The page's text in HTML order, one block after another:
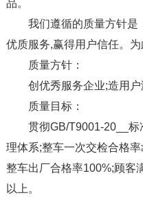
品。
我们遵循的质量方针是
优质服务,赢得用户信任。
质量方针：
创优秀服务企业;造用户
质量目标：
贯彻GB/T9001-20__
理体系;整车一次交检合格
整车出厂合格率100%;顾客
以上。